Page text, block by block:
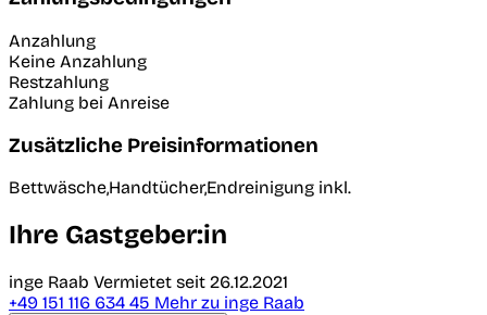
Anzahlung
Keine Anzahlung
Restzahlung
Zahlung bei Anreise
Zusätzliche Preisinformationen
Bettwäsche,Handtücher,Endreinigung inkl.
Ihre Gastgeber:in
inge Raab Vermietet seit 26.12.2021
+49 151 116 634 45 Mehr zu inge Raab